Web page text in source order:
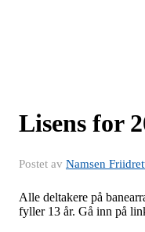
Lisens for
Postet av Namsen
Alle deltakere på
fyller 13 år. Gå inn på